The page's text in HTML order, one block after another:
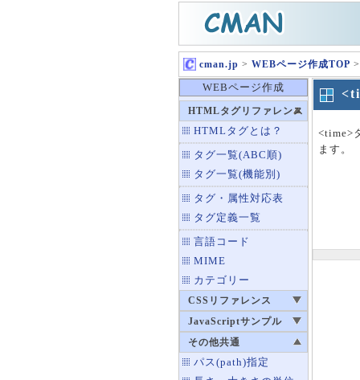
cman.jp > WEBページ作成TOP
WEBページ作成
HTMLタグリファレンス
HTMLタグとは？
タグ一覧(ABC順)
タグ一覧(機能別)
タグ・属性対応表
タグ定義一覧
言語コード
MIME
カテゴリー
CSSリファレンス
JavaScriptサンプル
その他共通
パス(path)指定
<time>
ます。